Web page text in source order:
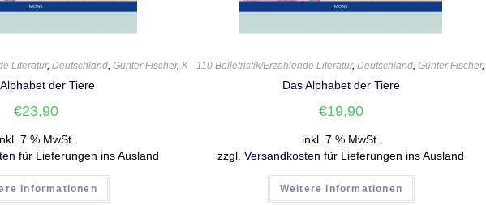
Literatur, Deutschland, Günter Fischer, Kinderbuch,Klaus Päkel,Sprachlabor, Tiere
der Tiere
€23,90
7 % MwSt.
für Lieferungen ins Ausland
Informationen
110 Belletristik/Erzählende Literatur,Deutschland,Günter Fischer
Das Alphabet der Tiere
€19,90
inkl. 7 % MwSt.
zzgl.Versandkosten für Lieferungen ins Ausland
Weitere Informationen